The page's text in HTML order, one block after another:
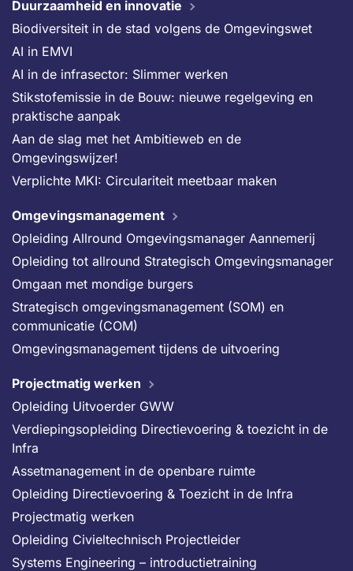
Duurzaamheid en innovatie
Biodiversiteit in de stad volgens de Omgevingswet
AI in EMVI
AI in de infrasector: Slimmer werken
Stikstofemissie in de Bouw: nieuwe regelgeving en
praktische aanpak
Aan de slag met het Ambitieweb en de
Omgevingswijzer!
Verplichte MKI: Circulariteit meetbaar maken
Omgevingsmanagement
Opleiding Allround Omgevingsmanager Aannemerij
Opleiding tot allround Strategisch Omgevingsmanager
Omgaan met mondige burgers
Strategisch omgevingsmanagement (SOM) en
communicatie (COM)
Omgevingsmanagement tijdens de uitvoering
Projectmatig werken
Opleiding Uitvoerder GWW
Verdiepingsopleiding Directievoering & toezicht in de
Infra
Assetmanagement in de openbare ruimte
Opleiding Directievoering & Toezicht in de Infra
Projectmatig werken
Opleiding Civieltechnisch Projectleider
Systems Engineering – introductietraining